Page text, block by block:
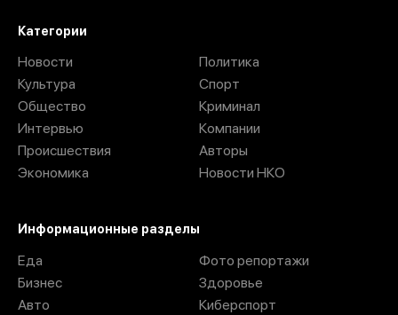
Категории
Новости
Культура
Общество
Интервью
Происшествия
Экономика
Политика
Спорт
Криминал
Компании
Авторы
Новости НКО
Информационные разделы
Еда
Бизнес
Авто
Фото репортажи
Здоровье
Киберспорт